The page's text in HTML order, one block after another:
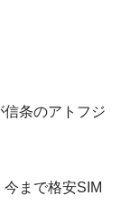
条のアトフジ
まで格安SIM